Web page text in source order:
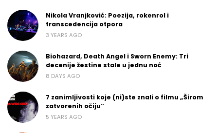
Nikola Vranjković: Poezija, rokenrol i
transcedencija otpora
3 YEARS AGO
Biohazard, Death Angel i Sworn Enemy: Tri
decenije žestine stale u jednu noć
8 DAYS AGO
7 zanimljivosti koje (ni)ste znali o filmu „Širom
zatvorenih očiju“
5 YEARS AGO